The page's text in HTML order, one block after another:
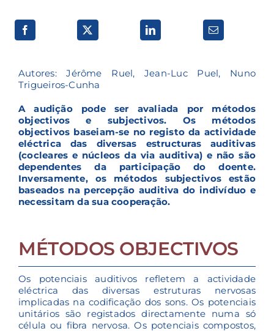
Autores: Jérôme Ruel, Jean-Luc Puel, Nuno
Trigueiros-Cunha
A audição pode ser avaliada por métodos
objectivos e subjectivos. Os métodos
objectivos baseiam-se no registo da actividade
eléctrica das diversas estructuras auditivas
(cocleares e núcleos da via auditiva) e não são
dependentes da participação do doente.
Inversamente, os métodos subjectivos estão
baseados na percepção auditiva do indivíduo e
necessitam da sua cooperação.
MÉTODOS OBJECTIVOS
Os potenciais auditivos refletem a actividade
eléctrica das diversas estruturas nervosas
implicadas na codificação dos sons. Os potenciais
unitários são registados directamente numa só
célula ou fibra nervosa. Os potenciais compostos,